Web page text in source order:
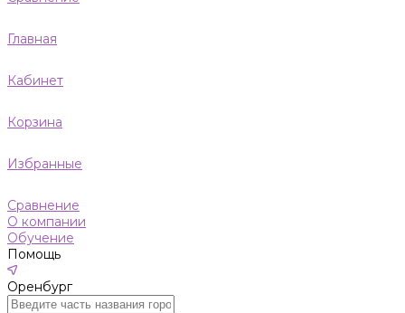
Главная
Кабинет
Корзина
Избранные
Сравнение
О компании
Обучение
Помощь
Оренбург